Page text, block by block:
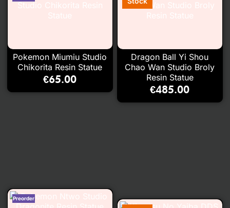
Pokemon Miumiu Studio
Chikorita Resin Statue
€65.00
Dragon Ball Yi Shou
Chao Wan Studio Broly
Resin Statue
€485.00